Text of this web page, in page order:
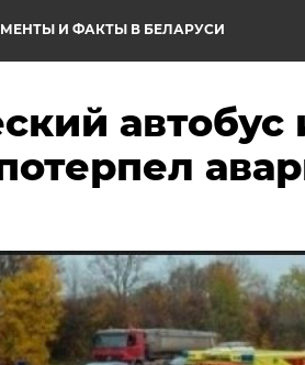
И ФАКТЫ В БЕЛАРУСИ
автобус